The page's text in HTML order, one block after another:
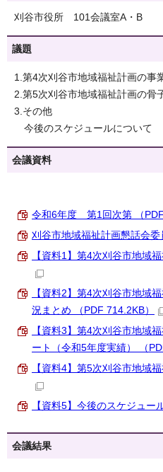
刈谷市役所 101会議室A・B
議題
1.第4次刈谷市地域福祉計画の事
2.第5次刈谷市地域福祉計画の骨
3.その他
今後のスケジュールについて
会議資料
令和6年度 第1回次第 （PDF
刈谷市地域福祉計画懇話会委
【資料1】第4次刈谷市地域
【資料2】第4次刈谷市地域
況まとめ （PDF 714.2KB）
【資料3】第4次刈谷市地域
ート（令和5年度実績） （
【資料4】第5次刈谷市地域
【資料5】今後のスケジュー
会議結果